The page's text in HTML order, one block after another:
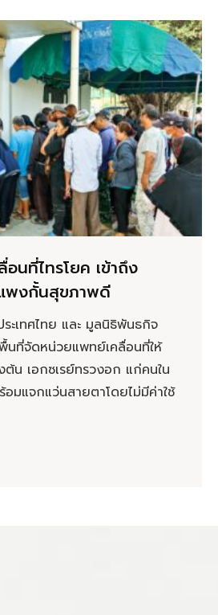
นที่ไทรโยค เข้าถึง
พงกั้นสุขภาพดี
ะเทศไทย และ มูลนิธิพันธกิจ
นที่จัดหน่วยแพทย์เคลื่อนที่ให้
น เอกซเรย์ทรวงอก แก่คนใน
มแจกแว่นสายตาโดยไม่มีค่าใช้